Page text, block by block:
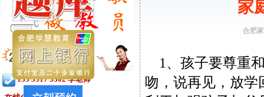
155 5517 3302 李老师
家
合肥
1、孩子要尊重
吻，说再见，放学